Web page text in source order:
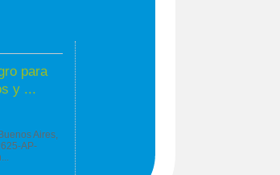
para
y ...
Aires,
AP-